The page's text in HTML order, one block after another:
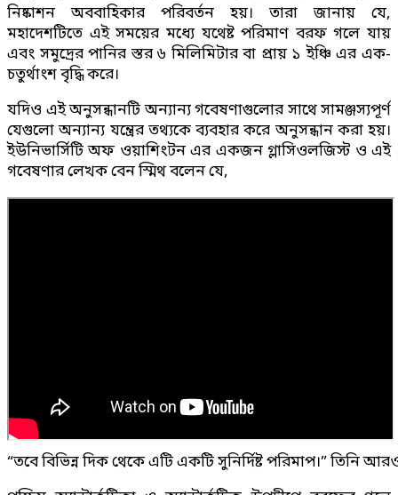
নিষ্কাশন অববাহিকার পরিবর্তন হয়। তারা জানায় যে,
মহাদেশটিতে এই সময়ের মধ্যে যথেষ্ট পরিমাণ বরফ গলে যায়
এবং সমুদ্রের পানির স্তর ৬ মিলিমিটার বা প্রায় ১ ইঞ্চি এর এক-
চতুর্থাংশ বৃদ্ধি করে।
যদিও এই অনুসন্ধানটি অন্যান্য গবেষণাগুলোর সাথে সামঞ্জস্যপূর্ণ
যেগুলো অন্যান্য যন্ত্রের তথ্যকে ব্যবহার করে অনুসন্ধান করা হয়।
ইউনিভার্সিটি অফ ওয়াশিংটন এর একজন গ্লাসিওলজিস্ট ও এই
গবেষণার লেখক বেন স্মিথ বলেন যে,
“তবে বিভিন্ন দিক থেকে এটি একটি সুনির্দিষ্ট পরিমাপ।”